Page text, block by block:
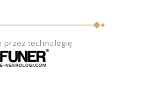
przez technologię